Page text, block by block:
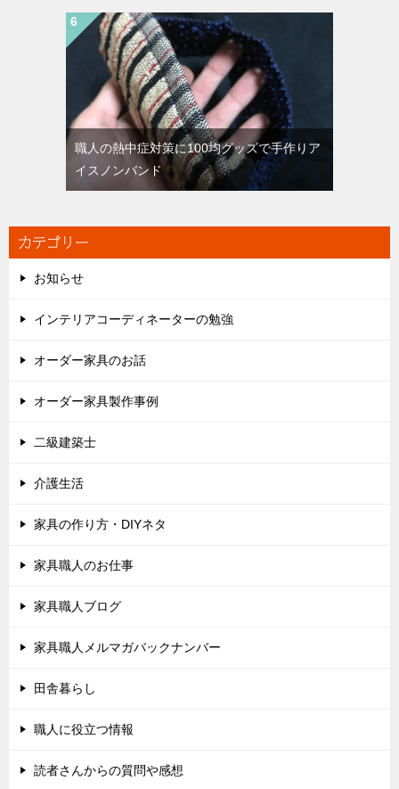
職人の熱中症対策に100均グッズで手作りア
イスノンバンド
カテゴリー
お知らせ
インテリアコーディネーターの勉強
オーダー家具のお話
オーダー家具製作事例
二級建築士
介護生活
家具の作り方・DIYネタ
家具職人のお仕事
家具職人ブログ
家具職人メルマガバックナンバー
田舎暮らし
職人に役立つ情報
読者さんからの質問や感想